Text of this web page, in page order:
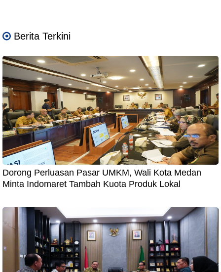
Berita Terkini
Dorong Perluasan Pasar UMKM, Wali Kota Medan
Minta Indomaret Tambah Kuota Produk Lokal